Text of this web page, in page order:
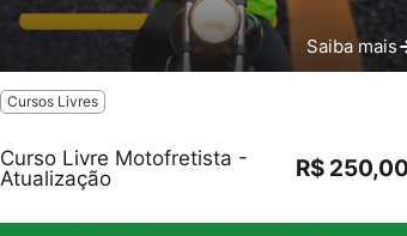
Saiba mais
Cursos Livres
Curso Livre Motofretista -
Atualização
R$ 250,00